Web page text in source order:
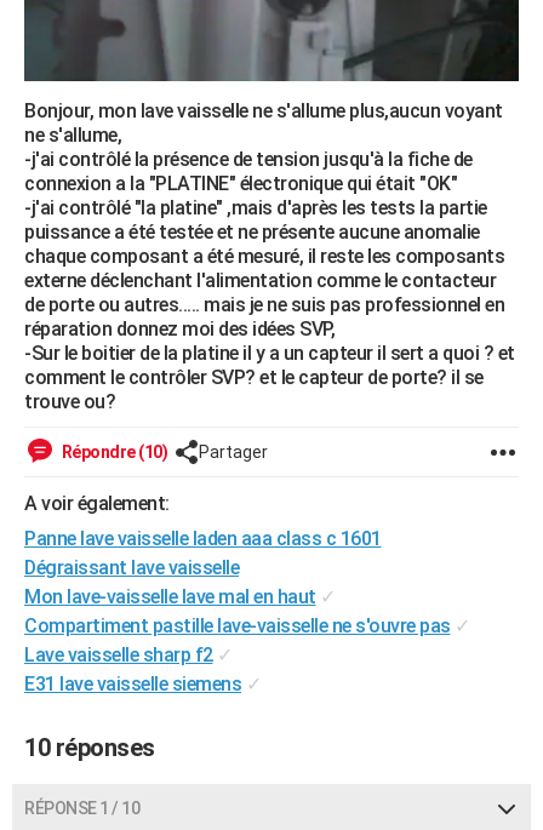
Destinations
Voyage nature
Voyage de noces
GUIDES D'ACHAT
BONS PLANS
CARTE DE VOEUX
Carte de Noël
Carte Bonne année
Carte Saint-Valentin
Carte Pâques
Carte d'anniversaire
DICTIONNAIRE
Dictionnaire
Biographies
Citations
Expressions
Proverbes
PROGRAMME TV
COPAINS D'AVANT
Se connecter
Entreprises
Service militaire
Avis de recherche
AVIS DE DÉCÈS
Bricolage
Lifestyle
Culture
Sport
Auto
Television
Voyage
Cinema
Bonjour, mon lave vaisselle ne s'allume plus,aucun voyant
ne s'allume,
-j'ai contrôlé la présence de tension jusqu'à la fiche de
connexion a la "PLATINE" électronique qui était "OK"
-j'ai contrôlé "la platine" ,mais d'après les tests la partie
puissance a été testée et ne présente aucune anomalie
chaque composant a été mesuré, il reste les composants
externe déclenchant l'alimentation comme le contacteur
de porte ou autres..... mais je ne suis pas professionnel en
réparation donnez moi des idées SVP,
-Sur le boitier de la platine il y a un capteur il sert a quoi ? et
comment le contrôler SVP? et le capteur de porte? il se
trouve ou?
Répondre (10) Partager
A voir également:
Panne lave vaisselle laden aaa class c 1601
Dégraissant lave vaisselle
Mon lave-vaisselle lave mal en haut ✓
Compartiment pastille lave-vaisselle ne s'ouvre pas ✓
Lave vaisselle sharp f2 ✓
E31 lave vaisselle siemens ✓
10 réponses
RÉPONSE 1 / 10